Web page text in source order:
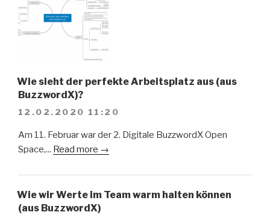
Wie sieht der perfekte Arbeitsplatz aus (aus
BuzzwordX)?
12.02.2020 11:20
Am 11. Februar war der 2. Digitale BuzzwordX Open
Space,... Read more →
Wie wir Werte im Team warm halten können
(aus BuzzwordX)